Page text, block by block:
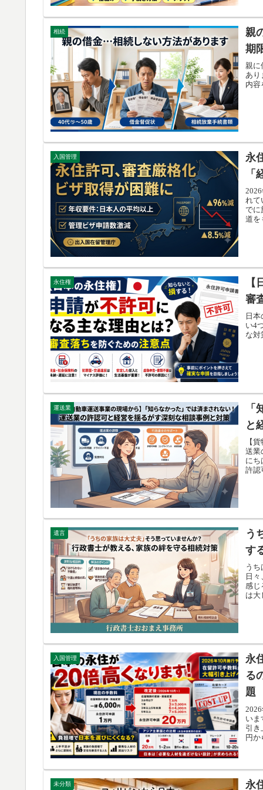
相続
親
期
親に
あり
内容
入国管理
永
れて
でに
道を
永住権
審
日
い4
な対
運送業
と
【
送業
にち
許認
遺言
う
す
う
日
感じ
は大
入国管理
永
る
題
いま
引き
円か
未分類 永